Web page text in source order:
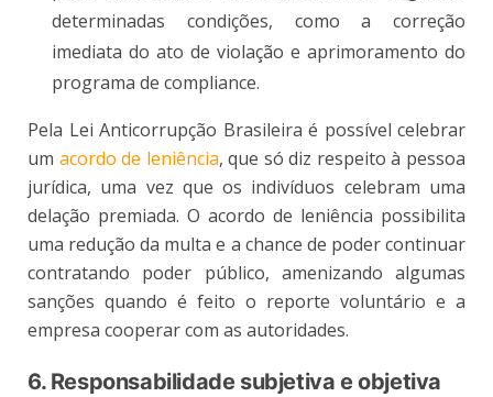
determinadas condições, como a correção
imediata do ato de violação e aprimoramento do
programa de compliance.
Pela Lei Anticorrupção Brasileira é possível celebrar
um acordo de leniência, que só diz respeito à pessoa
jurídica, uma vez que os indivíduos celebram uma
delação premiada. O acordo de leniência possibilita
uma redução da multa e a chance de poder continuar
contratando poder público, amenizando algumas
sanções quando é feito o reporte voluntário e a
empresa cooperar com as autoridades.
6. Responsabilidade subjetiva e objetiva